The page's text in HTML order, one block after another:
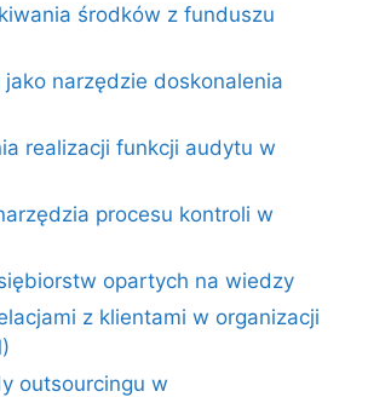
środków z funduszu
jako narzędzie doskonalenia
realizacji funkcji audytu w
procesu kontroli w
opartych na wiedzy
z klientami w organizacji
outsourcingu w